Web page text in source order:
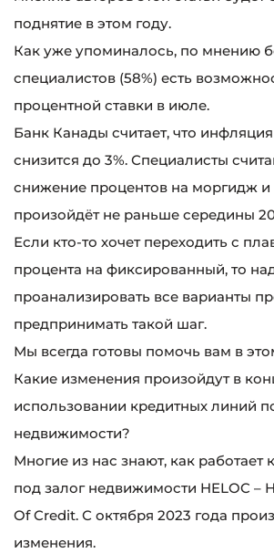
поднятие в этом году.
Как уже упоминалось, по мнению
специалистов (58%) есть
процентной ставки в июле.
Банк Канады считает, что
снизится до 3%. Специалисты
снижение процентов на моргидж и
произойдёт не раньше середины
Если кто-то хочет переходить с
процента на фиксированный, то
проанализировать все варианты
предпринимать такой шаг.
Мы всегда готовы помочь вам в
Какие изменения произойдут в
использовании кредитных линий
недвижимости?
Многие из нас знают, как работает
под залог недвижимости HELOC –
Of Credit. С октября 2023 года
изменения.